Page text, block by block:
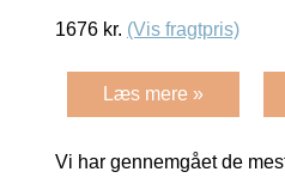
1676 kr. (Vis fragtpris)
Læs mere »
Vi har gennemgået de